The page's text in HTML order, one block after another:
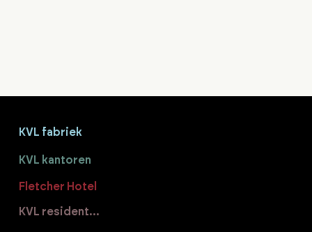
KVL residenties
KVL fabriek
Fletcher Hotel
KVL kantoren